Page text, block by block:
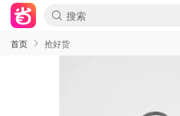
首页 抢好货